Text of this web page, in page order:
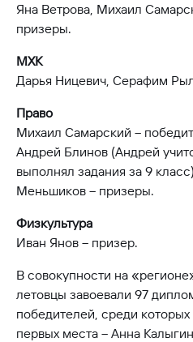
Яна Ветрова, Михаил
призеры.
МХК
Дарья Ницевич, Серафим
Право
Михаил Самарский –
Андрей Блинов (Андрей
выполнял задания за 9
Меньшиков – призеры.
Физкультура
Иван Янов – призер.
В совокупности на
летовцы завоевали 97
победителей, среди
первых места – Анна